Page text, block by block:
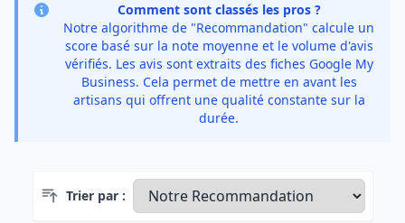
Comment sont classés les pros ?
Notre algorithme de "Recommandation" calcule un
score basé sur la note moyenne et le volume d'avis
vérifiés. Les avis sont extraits des fiches Google My
Business. Cela permet de mettre en avant les
artisans qui offrent une qualité constante sur la
durée.
Trier par :